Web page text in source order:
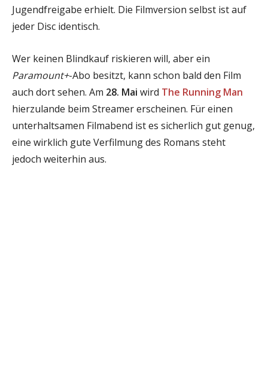
Jugendfreigabe erhielt. Die Filmversion selbst ist auf
jeder Disc identisch.
Wer keinen Blindkauf riskieren will, aber ein
Paramount+-Abo besitzt, kann schon bald den Film
auch dort sehen. Am 28. Mai wird The Running Man
hierzulande beim Streamer erscheinen. Für einen
unterhaltsamen Filmabend ist es sicherlich gut genug,
eine wirklich gute Verfilmung des Romans steht
jedoch weiterhin aus.